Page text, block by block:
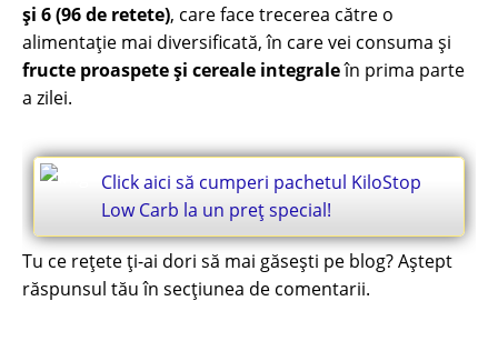
și 6 (96 de retete), care face trecerea către o
alimentație mai diversificată, în care vei consuma și
fructe proaspete și cereale integraleîn prima parte
a zilei.
Click aici să cumperi pachetul KiloStop
Low Carb la un preț special!
Tu ce rețete ți-ai dori să mai găsești pe blog? Aștept
răspunsul tău în secțiunea de comentarii.